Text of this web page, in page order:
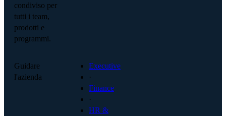
condiviso per
tutti i team,
prodotti e
programmi.
Guidare
l'azienda
Executive
·
Finance
·
HR &